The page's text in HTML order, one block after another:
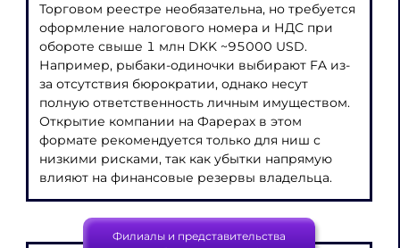
Торговом реестре необязательна, но требуется
оформление налогового номера и НДС при
обороте свыше 1 млн DKK ~95000 USD.
Например, рыбаки-одиночки выбирают FA из-
за отсутствия бюрократии, однако несут
полную ответственность личным имуществом.
Открытие компании на Фарерах в этом
формате рекомендуется только для ниш с
низкими рисками, так как убытки напрямую
влияют на финансовые резервы владельца.
Филиалы и представительства